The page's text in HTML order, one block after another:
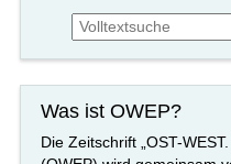
Suchformular
Suche
Was ist OWEP?
Die Zeitschrift „OST-